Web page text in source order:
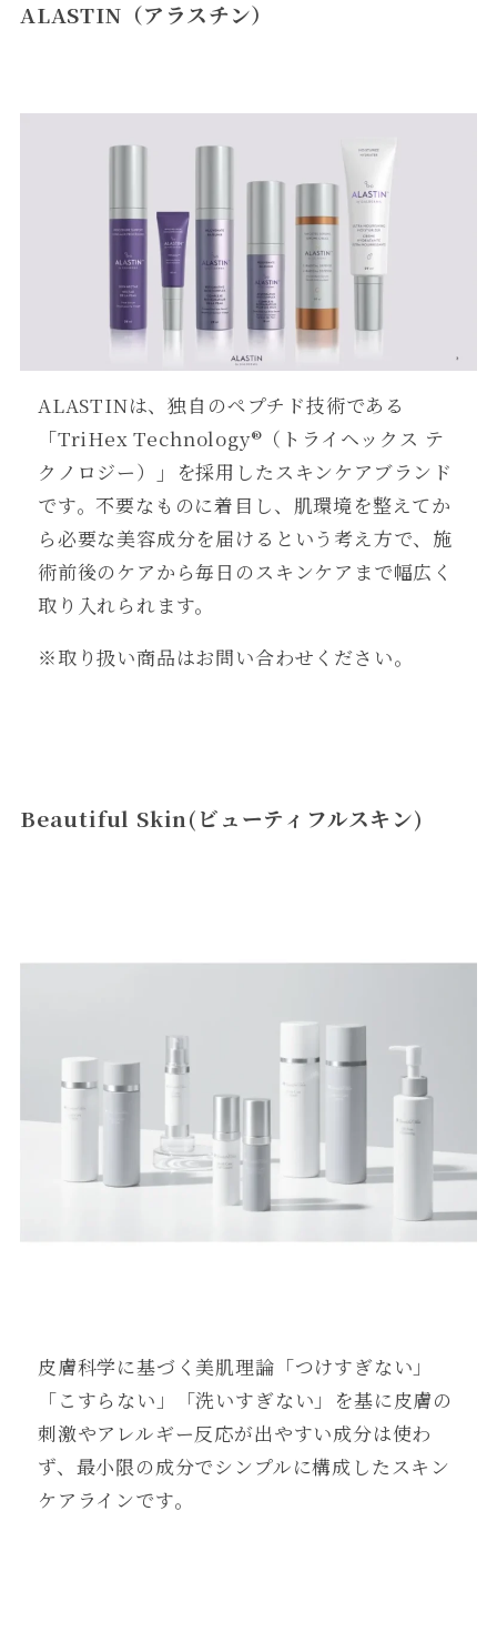
ALASTIN（アラスチン）
ALASTINは、独自のペプチド技術である
「TriHex Technology®（トライヘックス テ
クノロジー）
」 を採用したスキンケアブランド
です。不要なものに着目し、肌環境を整えてか
ら必要な美容成分を届けるという考え方で、施
術前後のケアから毎日のスキンケアまで幅広く
取り入れられます。
※取り扱い商品はお問い合わせください。
Beautiful Skin(ビューティフルスキン)
皮膚科学に基づく美肌理論「つけすぎない」
「こすらない」「洗いすぎない」を基に皮膚の
刺激やアレルギー反応が出やすい成分は使わ
ず、最小限の成分でシンプルに構成したスキン
ケアラインです。